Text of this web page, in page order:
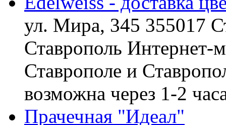
ул. Мира, 345 355017
Ставрополь Интернет-
Ставрополе и
возможна через 1-2
Прачечная "Идеал"